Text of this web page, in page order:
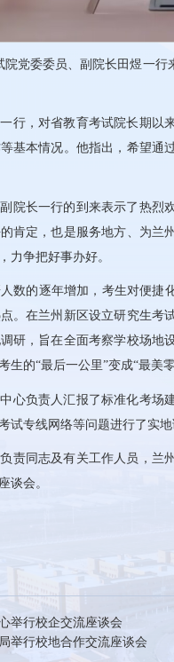
院党委委员、副院长田煜一
行，对省教育考试院长期以
基本情况。他指出，希望
院长一行的到来表示了热烈
肯定，也是服务地方、为
力争把好事办好。
数的逐年增加，考生对便
。在兰州新区设立研究生
研，旨在全面考察学校场
的“最后一公里”变成“最美零
心负责人汇报了标准化考场
试专线网络等问题进行了实地
责同志及有关工作人员，兰
谈会。
举行校企交流座谈会
举行校地合作交流座谈会